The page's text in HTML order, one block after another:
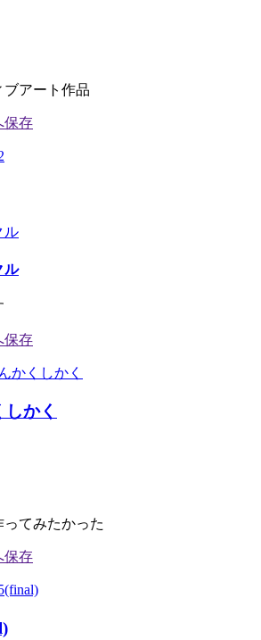
ブアート作品
ル
ル
かく
てみたかった